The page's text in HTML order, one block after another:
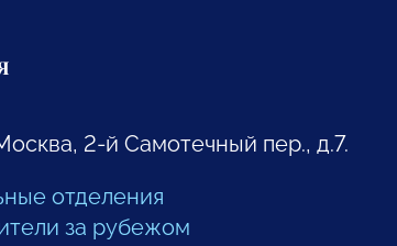
2-й Самотечный пер., д.7.
отделения
за рубежом